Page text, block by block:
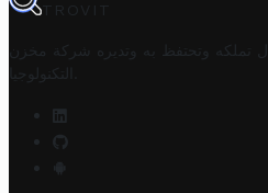
TROVIT
تملكه وتحتفظ به وتديره
شركة مخزن
التكنولوجيا